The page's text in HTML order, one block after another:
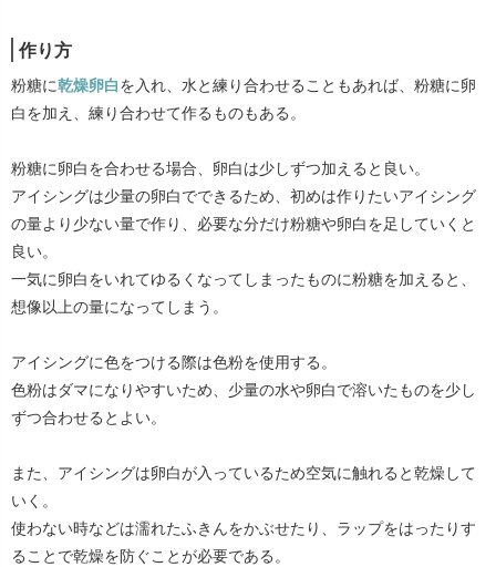
作り方
粉糖に乾燥卵白を入れ、水と練り合わせることもあれば、粉糖に卵
白を加え、練り合わせて作るものもある。
粉糖に卵白を合わせる場合、卵白は少しずつ加えると良い。
アイシングは少量の卵白でできるため、初めは作りたいアイシング
の量より少ない量で作り、必要な分だけ粉糖や卵白を足していくと
良い。
一気に卵白をいれてゆるくなってしまったものに粉糖を加えると、
想像以上の量になってしまう。
アイシングに色をつける際は色粉を使用する。
色粉はダマになりやすいため、少量の水や卵白で溶いたものを少し
ずつ合わせるとよい。
また、アイシングは卵白が入っているため空気に触れると乾燥して
いく。
使わない時などは濡れたふきんをかぶせたり、ラップをはったりす
ることで乾燥を防ぐことが必要である。